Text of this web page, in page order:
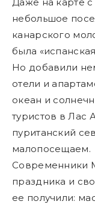
небольшое
канарского
была
Но добавили
отели и
океан и
туристов в Лас
пуританский
малопосещаем.
Современники
праздника и
ее получили: